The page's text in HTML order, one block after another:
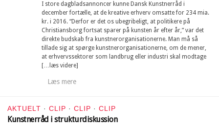
I store dagbladsannoncer kunne Dansk Kunstnerråd i
december fortælle, at de kreative erhverv omsatte for 234 mia.
kr. i 2016. “Derfor er det os ubegribeligt, at politikere på
Christiansborg fortsat sparer på kunsten år efter år,” var det
direkte budskab fra kunstnerorganisationerne. Man må så
tillade sig at spørge kunstnerorganisationerne, om de mener,
at erhvervssektorer som landbrug eller industri skal modtage
[…læs videre]
Læs mere
AKTUELT · CLIP · CLIP · CLIP
Kunstnerråd i strukturdiskussion